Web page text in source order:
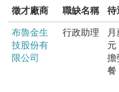
徵才廠商 職缺名稱 待
布魯金生
技股份有
限公司
行政助理
元
擔
餐